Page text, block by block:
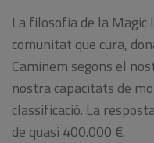
La filosofia de la
comunitat que cura,
Caminem segons el
nostra capacitats de
classificació. La
de quasi 400.000 €.